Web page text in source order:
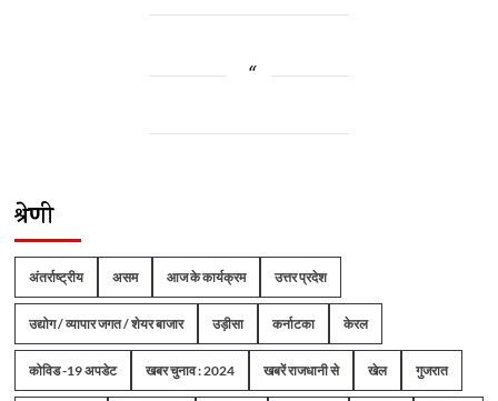
श्रेणी
अंतर्राष्ट्रीय असम आज के कार्यक्रम उत्तर प्रदेश
उद्योग / व्यापार जगत / शेयर बाजार उड़ीसा कर्नाटका केरल
कोविड -19 अपडेट खबर चुनाव : 2024 खबरें राजधानी से खेल गुजरात